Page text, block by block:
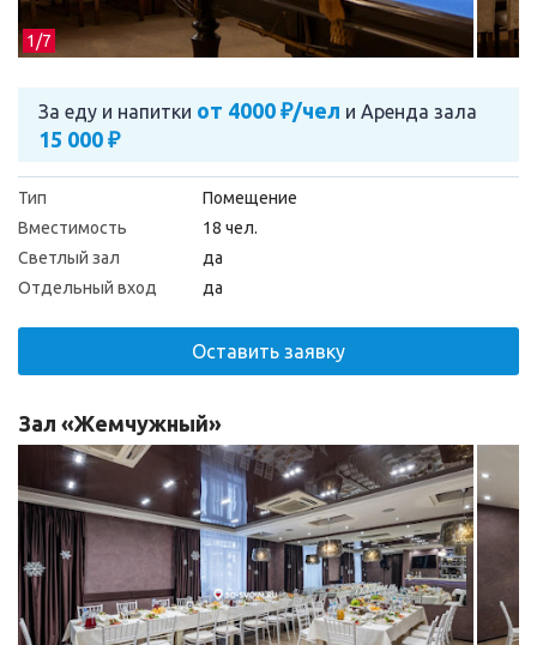
1/7
За еду и напитки от 4000 ₽/чел и Аренда зала
15 000 ₽
Тип
Помещение
Вместимость
18 чел.
Светлый зал
да
Отдельный вход
да
Оставить заявку
Зал «Жемчужный»